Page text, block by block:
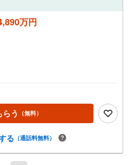
万円
う （無料）
る （通話料無料）